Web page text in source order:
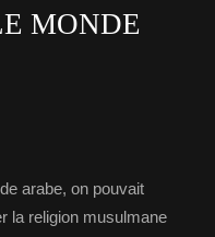
MONDE
arabe, on pouvait
la religion musulmane